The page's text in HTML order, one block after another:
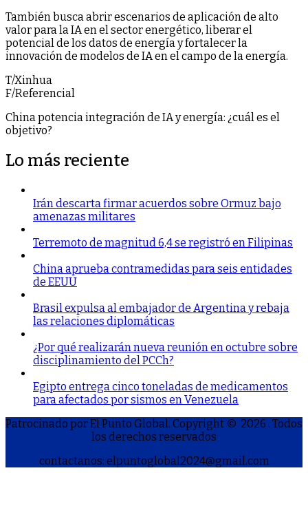
También busca abrir escenarios de aplicación de alto
valor para la IA en el sector energético, liberar el
potencial de los datos de energía y fortalecer la
innovación de modelos de IA en el campo de la energía.
T/Xinhua
F/Referencial
China potencia integración de IA y energía: ¿cuál es el
objetivo?
Lo más reciente
Irán descarta firmar acuerdos sobre Ormuz bajo
amenazas militares
Terremoto de magnitud 6,4 se registró en Filipinas
China aprueba contramedidas para seis entidades
de EEUU
Brasil expulsa al embajador de Argentina y rebaja
las relaciones diplomáticas
¿Por qué realizarán nueva reunión en octubre sobre
disciplinamiento del PCCh?
Egipto entrega cinco toneladas de medicamentos
para afectados por sismos en Venezuela
Patrocinado por El Punto Global. Copyright © 2026 . Todos
los derechos reservados
contactanos: elpuntoglobal2024@gmail.com